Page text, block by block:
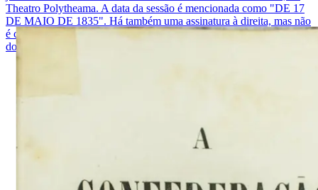
Theatro Polytheama. A data da sessão é mencionada como "DE 17
DE MAIO DE 1835". Há também uma assinatura à direita, mas não
é clara o que ela representa. No fundo, há uma menção ao número
do folheto, "FOLHETO N.º 8", e no rodapé, "RIO DE JANEIRO".